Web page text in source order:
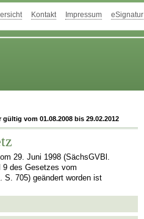
Kontakt Impressum eSignatur
gültig vom 01.08.2008 bis 29.02.2012
29. Juni 1998 (SächsGVBl.
des Gesetzes vom
S. 705) geändert worden ist